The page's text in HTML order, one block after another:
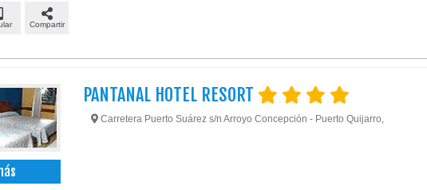
Compartir
PANTANAL HOTEL RESORT
Carretera Puerto Suárez s/n Arroyo Concepción - Puerto Quijarro,